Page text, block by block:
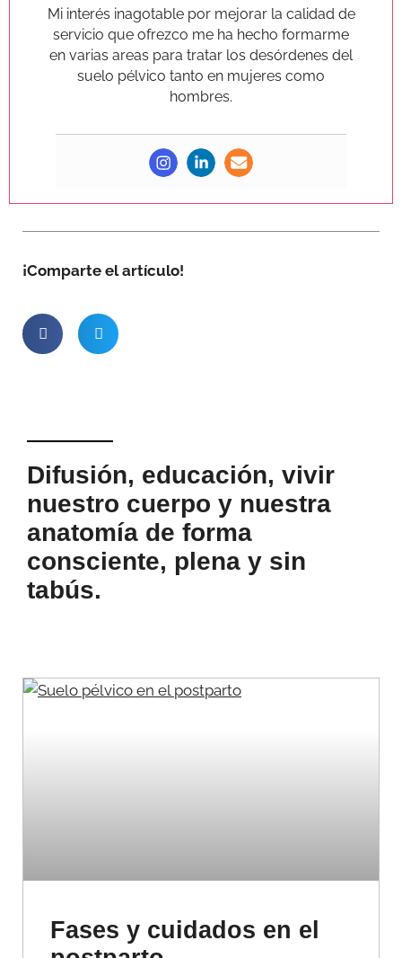
Mi interés inagotable por mejorar la calidad de
servicio que ofrezco me ha hecho formarme
en varias areas para tratar los desórdenes del
suelo pélvico tanto en mujeres como
hombres.
¡Comparte el artículo!
Difusión, educación, vivir
nuestro cuerpo y nuestra
anatomía de forma
consciente, plena y sin
tabús.
Fases y cuidados en el